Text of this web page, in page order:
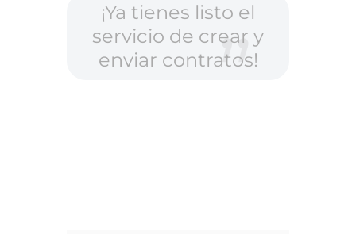
¡Ya tienes listo el
servicio de crear y
enviar contratos!